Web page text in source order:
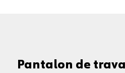
Pantalon de